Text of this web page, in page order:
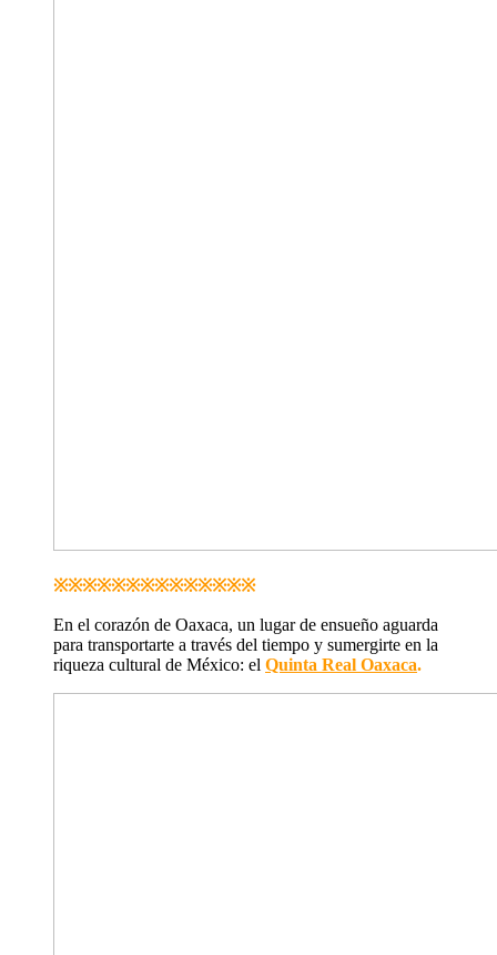
※※※※※※※※※※※※※※
En el corazón de Oaxaca, un lugar de ensueño aguarda
para transportarte a través del tiempo y sumergirte en la
riqueza cultural de México: el Quinta Real Oaxaca.